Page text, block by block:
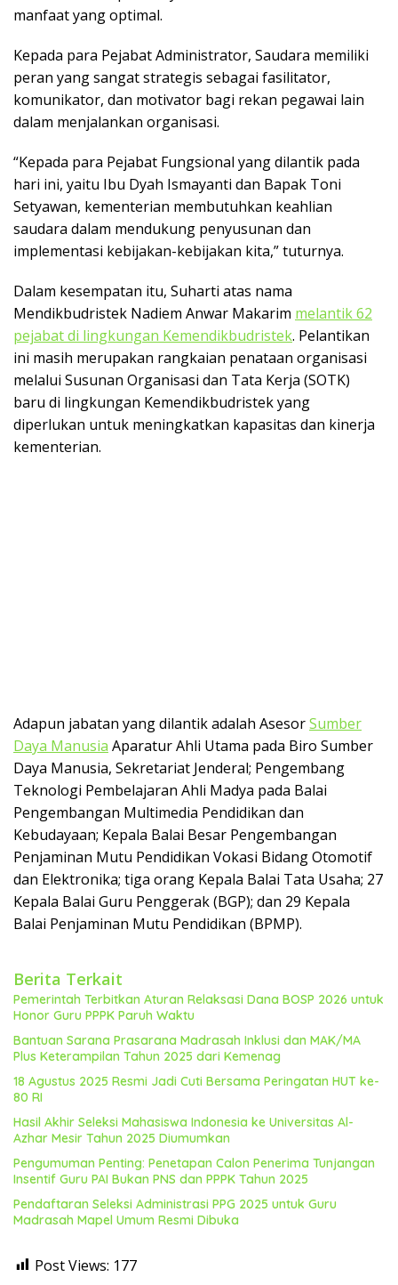
manfaat yang optimal.
Kepada para Pejabat Administrator, Saudara memiliki
peran yang sangat strategis sebagai fasilitator,
komunikator, dan motivator bagi rekan pegawai lain
dalam menjalankan organisasi.
“Kepada para Pejabat Fungsional yang dilantik pada
hari ini, yaitu Ibu Dyah Ismayanti dan Bapak Toni
Setyawan, kementerian membutuhkan keahlian
saudara dalam mendukung penyusunan dan
implementasi kebijakan-kebijakan kita,” tuturnya.
Dalam kesempatan itu, Suharti atas nama
Mendikbudristek Nadiem Anwar Makarim melantik 62
pejabat di lingkungan Kemendikbudristek. Pelantikan
ini masih merupakan rangkaian penataan organisasi
melalui Susunan Organisasi dan Tata Kerja (SOTK)
baru di lingkungan Kemendikbudristek yang
diperlukan untuk meningkatkan kapasitas dan kinerja
kementerian.
Adapun jabatan yang dilantik adalah AsesorSumber
Daya Manusia Aparatur Ahli Utama pada Biro Sumber
Daya Manusia, Sekretariat Jenderal; Pengembang
Teknologi Pembelajaran Ahli Madya pada Balai
Pengembangan Multimedia Pendidikan dan
Kebudayaan; Kepala Balai Besar Pengembangan
Penjaminan Mutu Pendidikan Vokasi Bidang Otomotif
dan Elektronika; tiga orang Kepala Balai Tata Usaha; 27
Kepala Balai Guru Penggerak (BGP); dan 29 Kepala
Balai Penjaminan Mutu Pendidikan (BPMP).
Berita Terkait
Pemerintah Terbitkan Aturan Relaksasi Dana BOSP 2026 untuk
Honor Guru PPPK Paruh Waktu
Bantuan Sarana Prasarana Madrasah Inklusi dan MAK/MA
Plus Keterampilan Tahun 2025 dari Kemenag
18 Agustus 2025 Resmi Jadi Cuti Bersama Peringatan HUT ke-
80 RI
Hasil Akhir Seleksi Mahasiswa Indonesia ke Universitas Al-
Azhar Mesir Tahun 2025 Diumumkan
Pengumuman Penting: Penetapan Calon Penerima Tunjangan
Insentif Guru PAI Bukan PNS dan PPPK Tahun 2025
Pendaftaran Seleksi Administrasi PPG 2025 untuk Guru
Madrasah Mapel Umum Resmi Dibuka
Post Views: 177